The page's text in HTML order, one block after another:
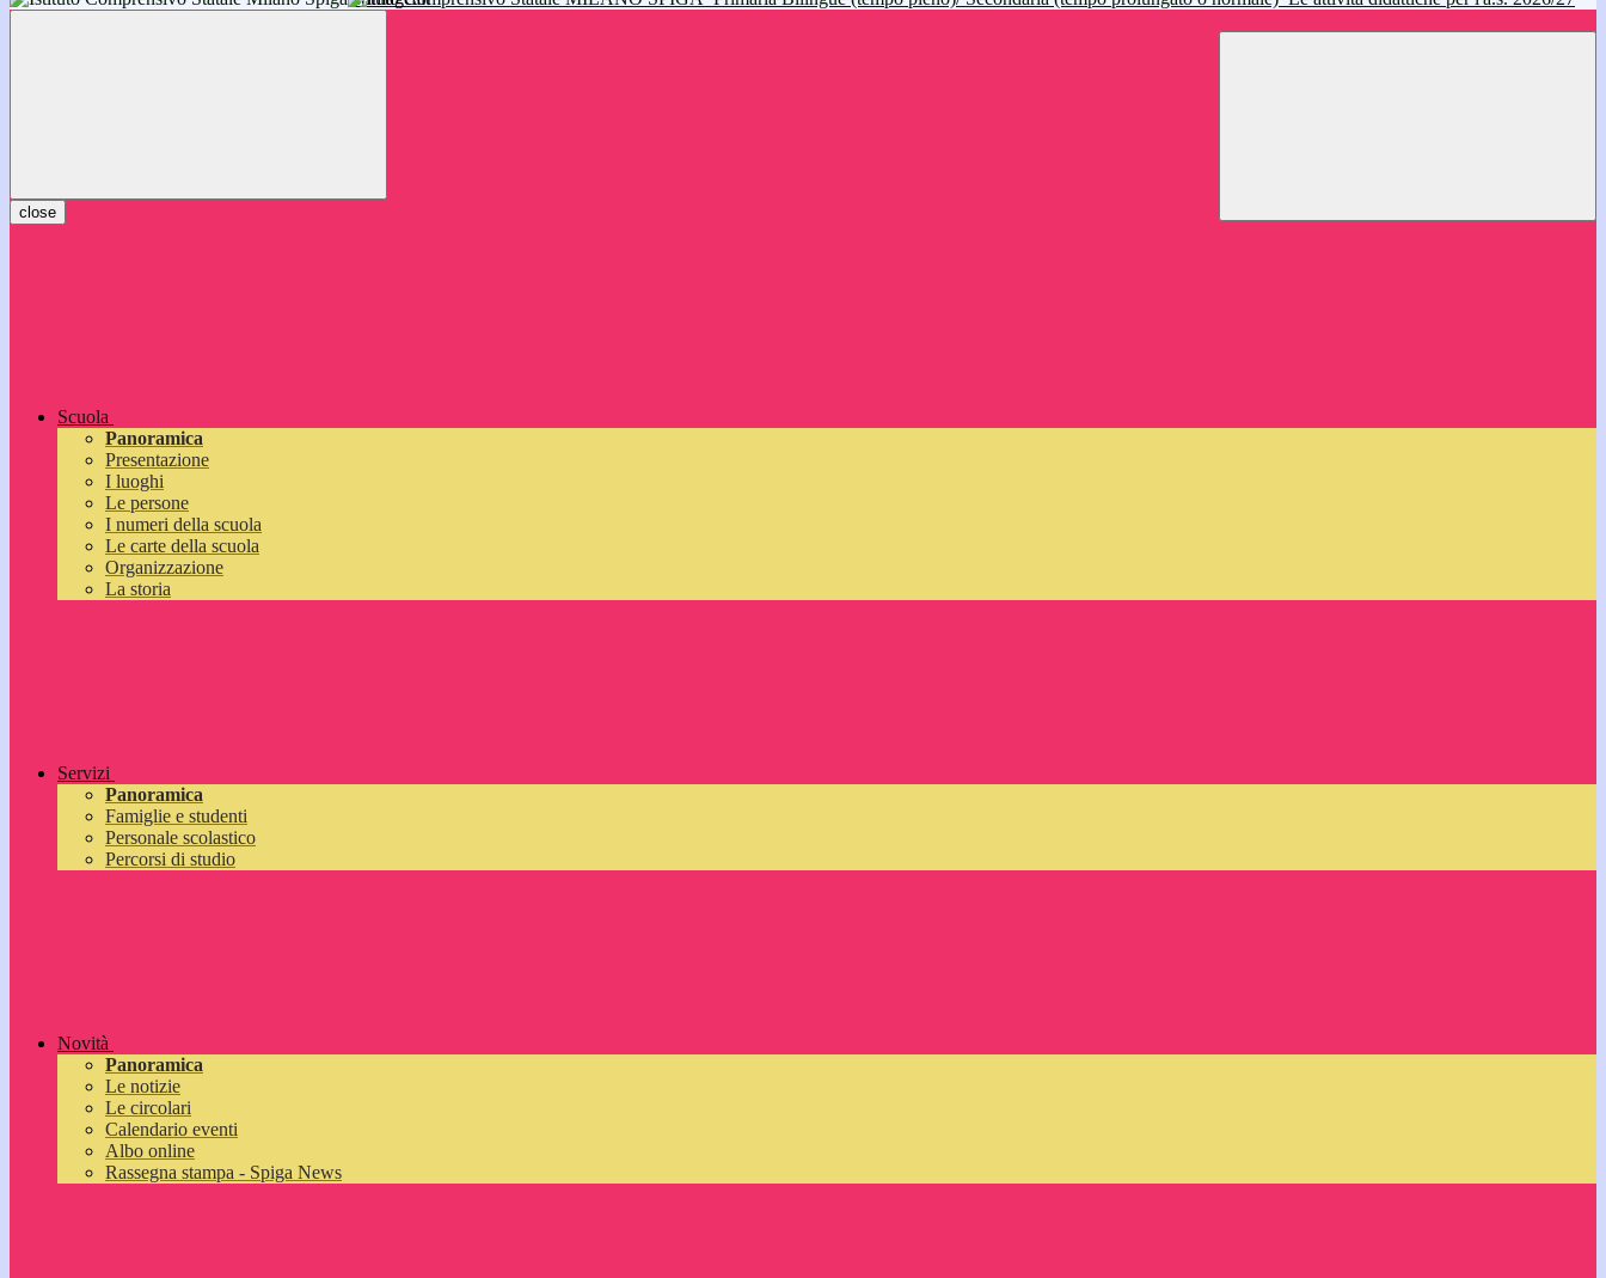
inizieranno il 14 settembre 2026: vi aspettiamo!
close
Scuola
Panoramica
Presentazione
I luoghi
Le persone
I numeri della scuola
Le carte della scuola
Organizzazione
La storia
Servizi
Panoramica
Famiglie e studenti
Personale scolastico
Percorsi di studio
Novità
Panoramica
Le notizie
Le circolari
Calendario eventi
Albo online
Rassegna stampa - Spiga News